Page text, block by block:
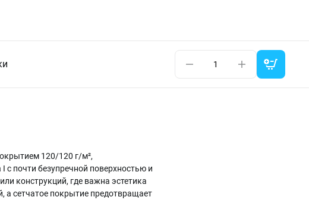
120/120 г/м²,
почти безупречной поверхностью и
конструкций, где важна эстетика
а сетчатое покрытие предотвращает